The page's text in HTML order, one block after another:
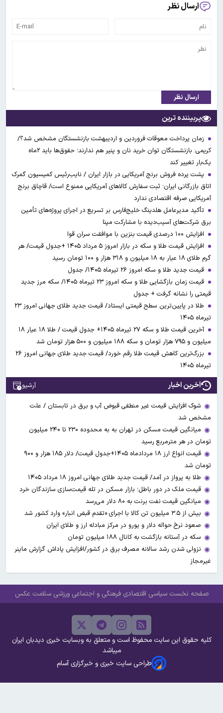
ارسال نظر
ارسال نظر
پربیننده ترین
زمان پرداخت معوقات فروردین و اردیبهشت بازنشستگان مشخص شد؟/
کریمی: بازنشستگان توان خرید نان و پنیر هم ندارند؛ حقوق‌ها باید ۲ماه
یک‌بار تغییر کند
پشت پرده فروش برنج آمریکایی در بازار ایران / نایب‌رئیس کمیسیون گمرک
اتاق بازرگانی ایران؛ ثبت سفارش کالاهای آمریکایی ممنوع است/ قاچاق برنج
آمریکایی صرفه اقتصادی ندارد
تأکید مدیرعامل هلدینگ خلیج‌فارس بر تسریع در اجرای پروژه‌های تأمین
برق شرکت‌های آسیب‌دیده با مشارکت مپنا
افزایش ۱۰۰ درصدی قیمت بنزین با موافقت سران قوا
افزایش قیمت طلا و سکه در بازار امروز ۵ مرداد ۱۴۰۵ +جدول قیمت/ هر
گرم طلای ۱۸ عیار به ۱۸ میلیون و ۳۱۸ هزار و ۱۰۰ تومان رسید
قیمت جدید طلا و سکه امروز ۲۶ تیرماه ۱۴۰۵/ جدول
قیمت زمان بازگشایی طلا و سکه امروز ۲۳ تیرماه ۱۴۰۵/ سکه مرز جدید
قیمتی را نشانه گرفت + جدول
طلا در پایین‌ترین سطح قیمتی ایستاد/ قیمت جدید طلای جهانی امروز ۲۳
تیرماه ۱۴۰۵
آخرین قیمت طلا و سکه ۲۷ تیرماه ۱۴۰۵+ جدول قیمت / طلا ۱۸ عیار ۱۸
میلیون و ۷۹۵ هزار تومان و سکه ۱۸۸ میلیون و ۵۰۰ هزار تومان شد
بزرگ‌ترین کاهش قیمت طلا رقم خورد/ قیمت جدید طلای جهانی امروز ۲۶
تیرماه ۱۴۰۵
آخرین اخبار آرشیو
شوک افزایش قیمت غیر منطقی قبوض آب و برق در تابستان / علت
مشخص شد
میانگین قیمت مسکن در تهران به به محدوده ۲۳۰ تا ۲۴۰ میلیون
تومان در هر مترمربع رسید
قیمت انواع ارز ۱۸ مردادماه ۱۴۰۵+جدول قیمت/ دلار ۱۸۵ هزار و ۹۰۰
تومان شد
طلا به پرواز در آمد/ قیمت جدید طلای جهانی امروز ۱۸ مرداد ۱۴۰۵
قیمت ملک در دور باطل؛ بازار مسکن در تله قیمت‌سازی سازندگان خرد
میانگین قیمت نفت برنت به ۸۰ دلار می‌رسد
بیش از ۳.۵ میلیون تن کالا با اجرای «تقدم قبض انبار» وارد کشور شد
صعود نرخ حواله دلار و یورو در مرکز مبادله ارز و طلای ایران
سکه در آستانه بازگشت به کانال ۱۸۸ میلیون تومان
نزولی شدن رشد سالانه مصرف برق در کشور/افزایش پاداش گزارش ماینر
غیرمجاز
صفحه نخست سیاسی اقتصادی فرهنگی و اجتماعی ورزشی سلامت عکس
کلیه حقوق این سایت محفوظ است و متعلق به وبسایت خبری دیدبان ایران
میباشد
طراحی سایت خبری و خبرگزاری آسام